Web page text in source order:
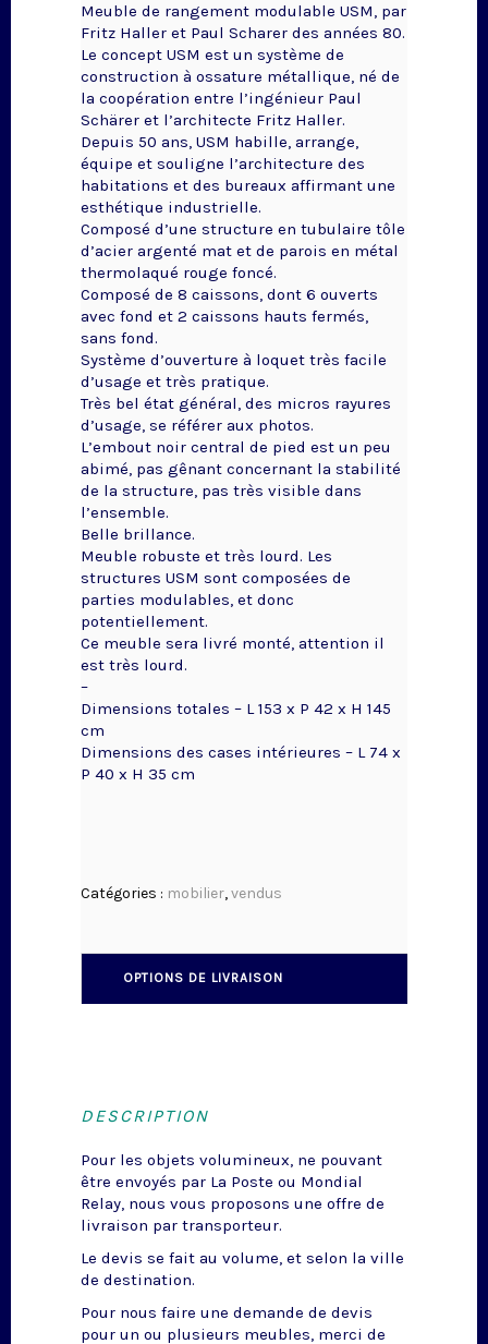
Meuble de rangement modulable USM, par
Fritz Haller et Paul Scharer des années 80.
Le concept USM est un système de
construction à ossature métallique, né de
la coopération entre l’ingénieur Paul
Schärer et l’architecte Fritz Haller.
Depuis 50 ans, USM habille, arrange,
équipe et souligne l’architecture des
habitations et des bureaux affirmant une
esthétique industrielle.
Composé d’une structure en tubulaire tôle
d’acier argenté mat et de parois en métal
thermolaqué rouge foncé.
Composé de 8 caissons, dont 6 ouverts
avec fond et 2 caissons hauts fermés,
sans fond.
Système d’ouverture à loquet très facile
d’usage et très pratique.
Très bel état général, des micros rayures
d’usage, se référer aux photos.
L’embout noir central de pied est un peu
abimé, pas gênant concernant la stabilité
de la structure, pas très visible dans
l’ensemble.
Belle brillance.
Meuble robuste et très lourd. Les
structures USM sont composées de
parties modulables, et donc
potentiellement.
Ce meuble sera livré monté, attention il
est très lourd.
–
Dimensions totales – L 153 x P 42 x H 145
cm
Dimensions des cases intérieures – L 74 x
P 40 x H 35 cm
Catégories : mobilier,vendus
OPTIONS DE LIVRAISON
DESCRIPTION
Pour les objets volumineux, ne pouvant
être envoyés par La Poste ou Mondial
Relay, nous vous proposons une offre de
livraison par transporteur.
Le devis se fait au volume, et selon la ville
de destination.
Pour nous faire une demande de devis
pour un ou plusieurs meubles, merci de